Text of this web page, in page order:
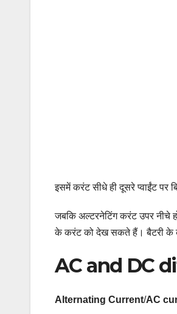
इसमें करंट सीधे ही दूसरे प्वाईंट पर
जबकि अल्टरनेटिंग करंट उपर नीचे
के करंट को देख सकते हैं। बैटरी के
AC and DC
Alternating Current/AC